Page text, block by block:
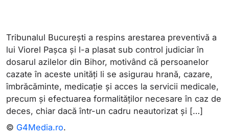
Tribunalul București a respins arestarea preventivă a
lui Viorel Pașca și l-a plasat sub control judiciar în
dosarul azilelor din Bihor, motivând că persoanelor
cazate în aceste unități li se asigurau hrană, cazare,
îmbrăcăminte, medicație și acces la servicii medicale,
precum și efectuarea formalităților necesare în caz de
deces, chiar dacă într-un cadru neautorizat și […]
© G4Media.ro.